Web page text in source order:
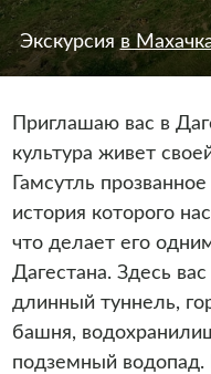
Экскурсияв
Приглашаю вас в
культура живет
Гамсутль
история которого
что делает его
Дагестана. Здесь
длинный туннель,
башня,
подземный водопад.